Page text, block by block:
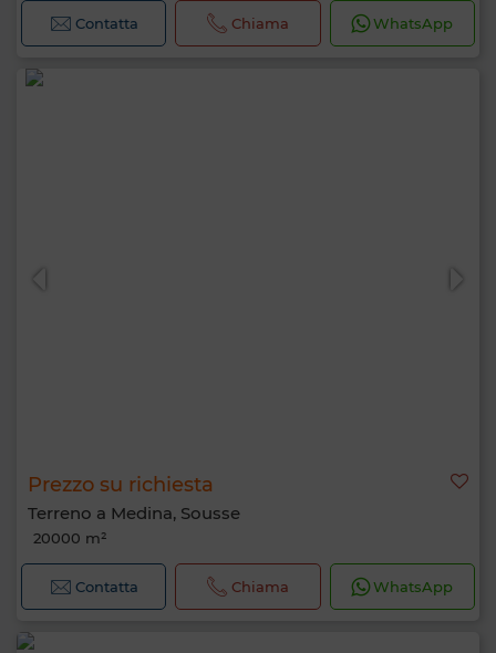
Contatta Chiama WhatsApp
Prezzo su richiesta
Terreno a Medina, Sousse
20000 m²
Contatta Chiama WhatsApp